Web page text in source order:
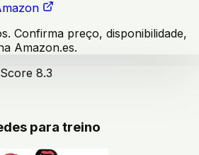
Confirma preço, disponibilidade,
Amazon.es.
Score 8.3
para treino